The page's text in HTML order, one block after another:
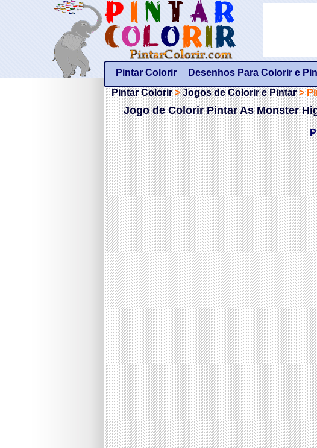
Pintar Colorir Desenhos Para Colorir e
Pintar Colorir>Jogos de Colorir e Pintar>
Jogo de Colorir Pintar As Monster